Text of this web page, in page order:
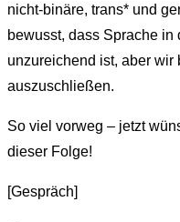
nicht-binäre, trans* und
bewusst, dass Sprache in
unzureichend ist, aber wir
auszuschließen.
So viel vorweg – jetzt
dieser Folge!
[Gespräch]